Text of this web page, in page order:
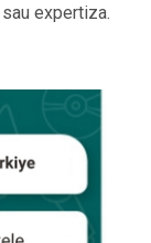
expertiza.